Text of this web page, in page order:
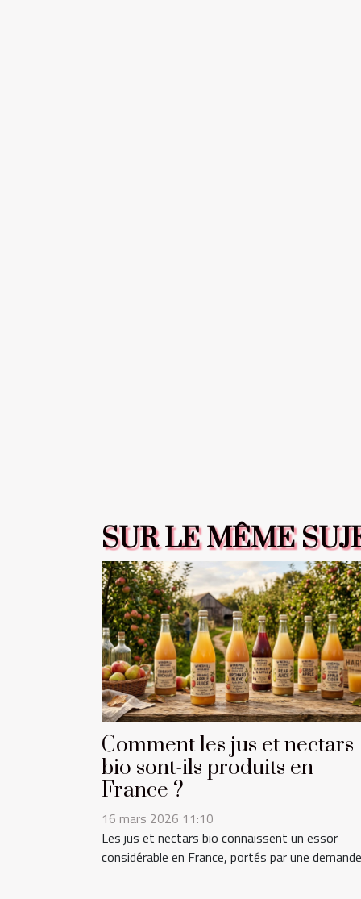
SUR LE MÊME
Comment les jus et nectars
bio sont-ils produits en
France ?
16 mars 2026 11:10
Les jus et nectars bio connaissent un essor
considérable en France, portés par une